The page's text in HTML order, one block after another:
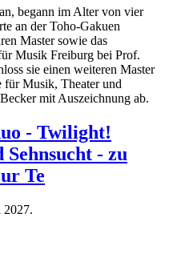
begann im Alter von vier
an der Toho-Gakuen
Master sowie das
Musik Freiburg bei Prof.
sie einen weiteren Master
für Musik, Theater und
mit Auszeichnung ab.
- Twilight!
Sehnsucht - zu
Te
2027.